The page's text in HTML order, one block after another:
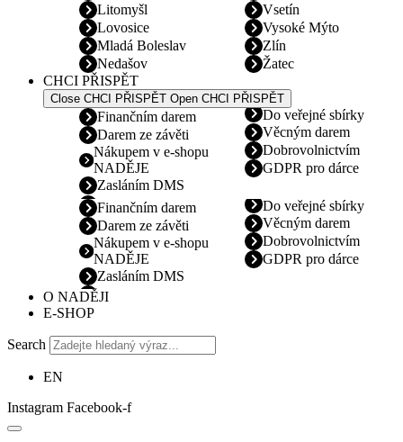
Litomyšl
Lovosice
Mladá Boleslav
Nedašov
Vsetín
Vysoké Mýto
Zlín
Žatec
CHCI PŘISPĚT
Close CHCI PŘISPĚT Open CHCI PŘISPĚT
Finančním darem
Darem ze závěti
Nákupem v e-shopu
NADĚJE
Zasláním DMS
Do veřejné sbírky
Věcným darem
Dobrovolnictvím
GDPR pro dárce
Finančním darem
Darem ze závěti
Nákupem v e-shopu
NADĚJE
Zasláním DMS
Do veřejné sbírky
Věcným darem
Dobrovolnictvím
GDPR pro dárce
O NADĚJI
E-SHOP
Search
EN
Instagram Facebook-f